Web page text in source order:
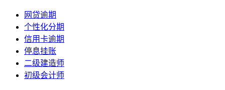
网贷逾期
个性化分期
信用卡逾期
停息挂账
二级建造师
初级会计师